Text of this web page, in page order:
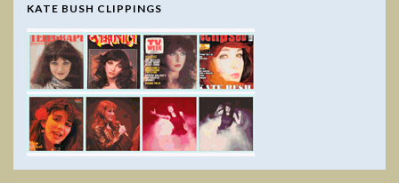
KATE BUSH CLIPPINGS